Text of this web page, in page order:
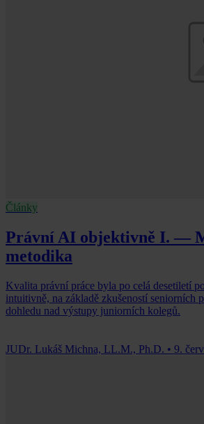
Články
Právní AI objektivně I. —
metodika
Kvalita právní práce byla po celá desetiletí
intuitivně, na základě zkušeností seniorních
dohledu nad výstupy juniorních kolegů.
JUDr. Lukáš Michna, LL.M., Ph.D. • 9.